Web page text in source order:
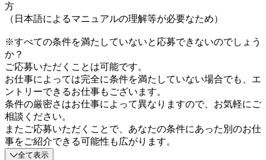
方
（日本語によるマニュアルの理解等が必要なため）
※すべての条件を満たしていないと応募できないのでしょう
か？
ご応募いただくことは可能です。
お仕事によっては完全に条件を満たしていない場合でも、エ
ントリーできるお仕事もございます。
条件の厳密さはお仕事によって異なりますので、お気軽にご
相談ください。
またご応募いただくことで、あなたの条件にあった別のお仕
事をご紹介できる可能性も広がります。
全て表示